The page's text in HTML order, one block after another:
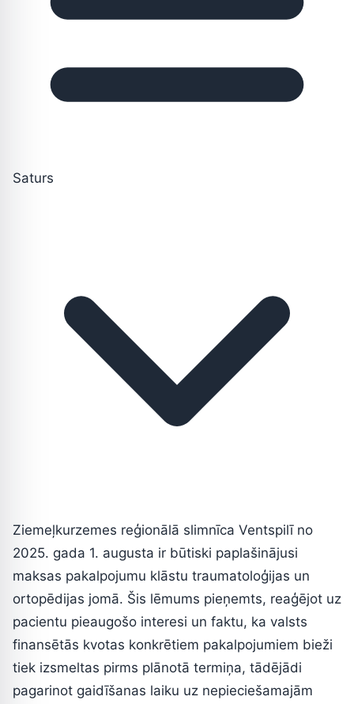
Saturs
Ziemeļkurzemes reģionālā slimnīca Ventspilī no
2025. gada 1. augusta ir būtiski paplašinājusi
maksas pakalpojumu klāstu traumatoloģijas un
ortopēdijas jomā. Šis lēmums pieņemts, reaģējot uz
pacientu pieaugošo interesi un faktu, ka valsts
finansētās kvotas konkrētiem pakalpojumiem bieži
tiek izsmeltas pirms plānotā termiņa, tādējādi
pagarinot gaidīšanas laiku uz nepieciešamajām